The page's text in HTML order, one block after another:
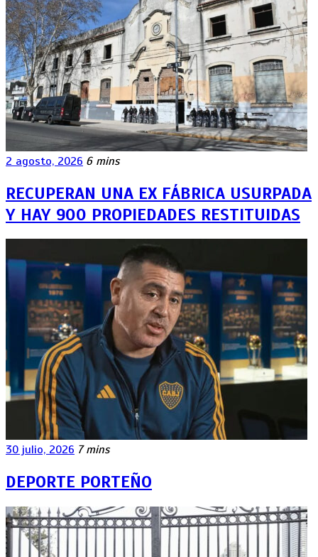
2 agosto, 2026 6 mins
RECUPERAN UNA EX FÁBRICA USURPADA
Y HAY 900 PROPIEDADES RESTITUIDAS
30 julio, 2026 7 mins
DEPORTE PORTEÑO